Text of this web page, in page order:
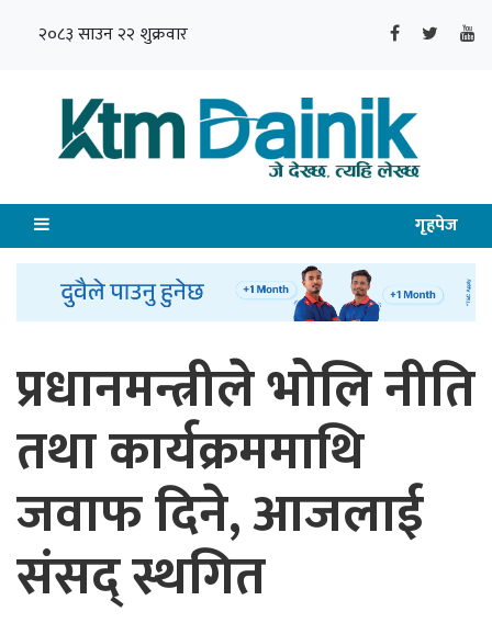
२०८३ साउन २२ शुक्रवार
गृहपेज
प्रधानमन्त्रीले भोलि नीति
तथा कार्यक्रममाथि
जवाफ दिने, आजलाई
संसद् स्थगित